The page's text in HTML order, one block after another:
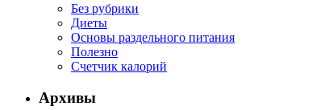
Без рубрики
Диеты
Основы раздельного питания
Полезно
Счетчик калорий
Архивы